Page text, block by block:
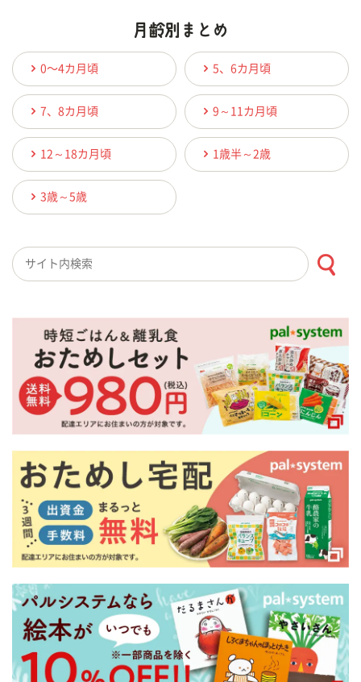
0〜4カ月頃 5、6カ月頃
7、8カ月頃 9～11カ月頃
12～18カ月頃 1歳半～2歳
3歳～5歳
検索キーワード入力